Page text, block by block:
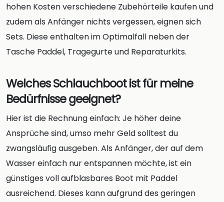
hohen Kosten verschiedene Zubehörteile kaufen und
zudem als Anfänger nichts vergessen, eignen sich
Sets. Diese enthalten im Optimalfall neben der
Tasche Paddel, Tragegurte und Reparaturkits.
Welches Schlauchboot ist für meine
Bedürfnisse geeignet?
Hier ist die Rechnung einfach: Je höher deine
Ansprüche sind, umso mehr Geld solltest du
zwangsläufig ausgeben. Als Anfänger, der auf dem
Wasser einfach nur entspannen möchte, ist ein
günstiges voll aufblasbares Boot mit Paddel
ausreichend. Dieses kann aufgrund des geringen